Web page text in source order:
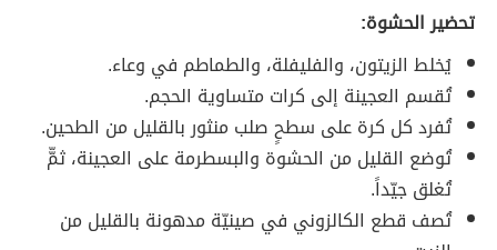
تحضير الحشوة:
يُخلط الزيتون، والفليفلة، والطماطم في وعاء.
تُقسم العجينة إلى كرات متساوية الحجم.
تُفرد كل كرة على سطحٍ صلب منثور بالقليل من الطحين.
تُوضع القليل من الحشوة والبسطرمة على العجينة، ثمّّ
تُغلق جيّداً.
تُصف قطع الكالزوني في صينيّة مدهونة بالقليل من